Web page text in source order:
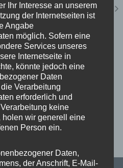
und -controlling
einen Kommentar
Ihr Interesse an unserem
der Internetseiten ist
Angabe
möglich. Sofern eine
Services unseres
Internetseite in
könnte jedoch eine
Daten
Verarbeitung
erforderlich und
keine
wir generell eine
Person ein.
Daten,
der Anschrift, E-Mail-